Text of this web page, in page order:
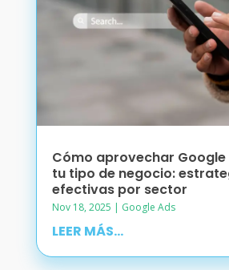
Cómo aprovechar Google
tu tipo de negocio:
efectivas por sector
Nov 18, 2025 | Google Ads
LEER MÁS...